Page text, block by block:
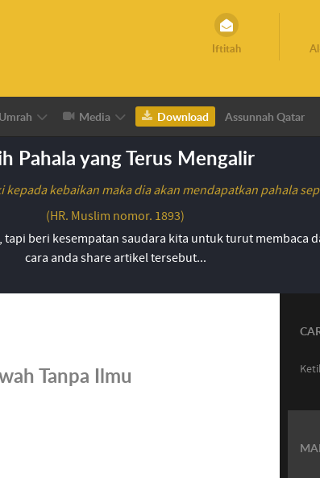
Iftitah
Media Download Assunnah Qatar
Pahala yang Terus Mengalir
kepada kebaikan maka dia akan mendapatkan pahala
(HR. Muslim nomor. 1893)
beri kesempatan saudara kita untuk turut membaca
cara anda share artikel tersebut...
Tanpa Ilmu